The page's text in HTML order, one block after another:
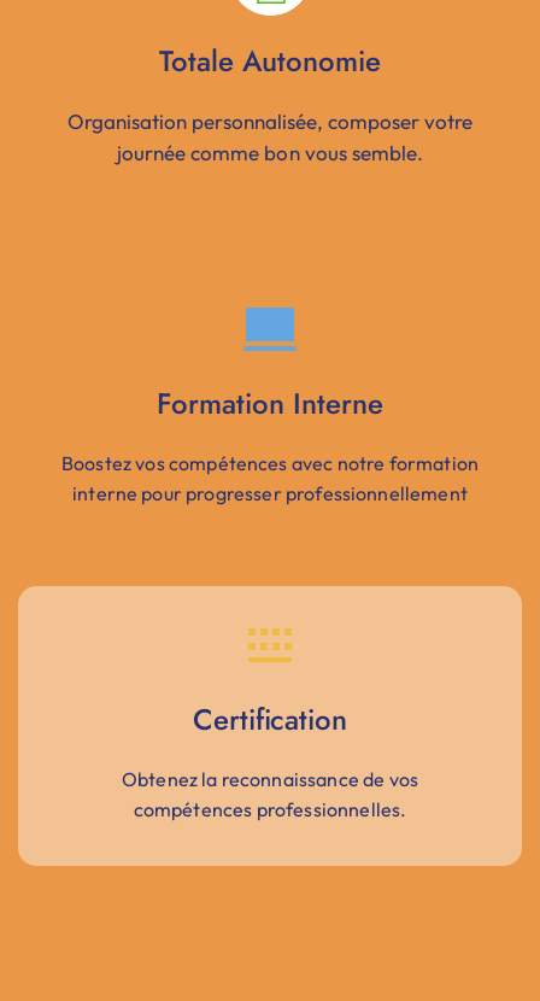
Totale Autonomie
Organisation personnalisée, composer votre
journée comme bon vous semble.
Formation Interne
Boostez vos compétences avec notre formation
interne pour progresser professionnellement
Certification
Obtenez la reconnaissance de vos
compétences professionnelles.